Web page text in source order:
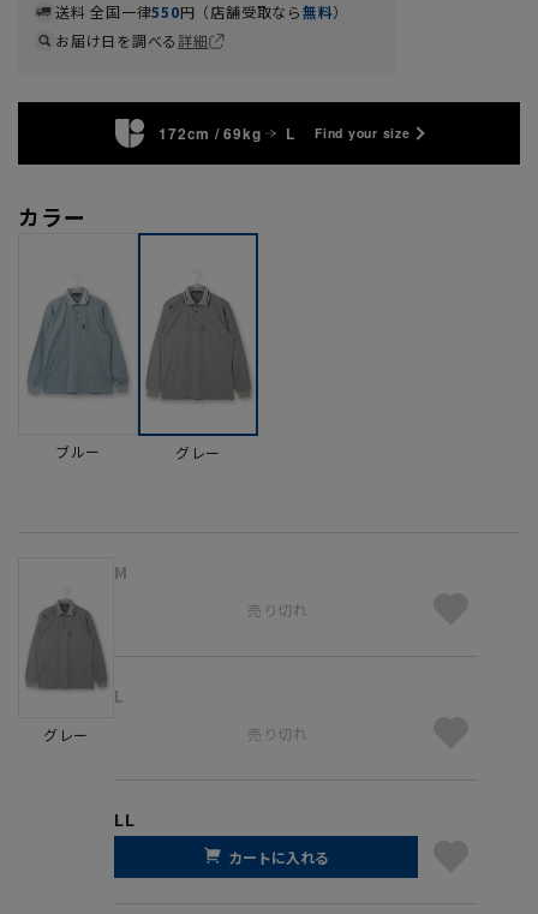
送料 全国一律550円（店舗受取なら無料）
お届け日を調べる詳細
172cm / 69kg L Find your size
カラー
ブルー グレー
グレー
M
売り切れ
L
売り切れ
LL
カートに入れる